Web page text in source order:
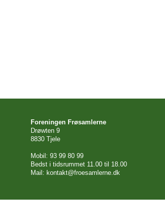
Foreningen Frøsamlerne
Drøwten 9
8830 Tjele
Mobil: 93 99 80 99
Bedst i tidsrummet 11.00 til 18.00
Mail: kontakt@froesamlerne.dk